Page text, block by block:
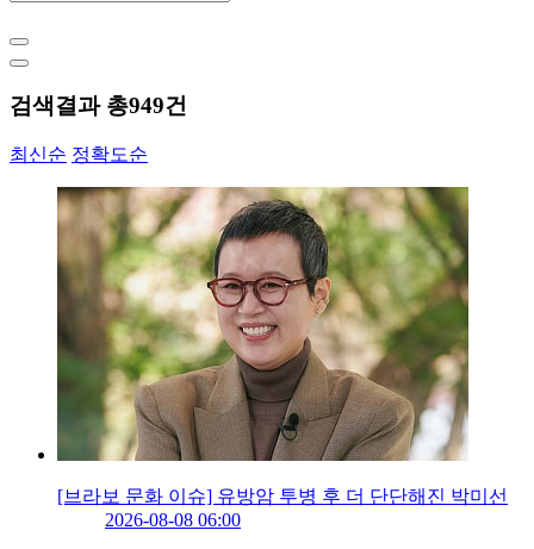
검색결과 총949건
최신순 정확도순
[브라보 문화 이슈] 유방암 투병 후 더 단단해진 박미선
2026-08-08 06:00